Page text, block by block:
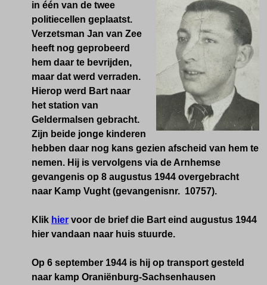
in één van de twee
politiecellen geplaatst.
Verzetsman Jan van Zee
heeft nog geprobeerd
hem daar te bevrijden,
maar dat werd verraden.
Hierop werd Bart naar
het station van
Geldermalsen gebracht.
Zijn beide jonge kinderen
hebben daar nog kans gezien afscheid van hem te
nemen. Hij is vervolgens via de Arnhemse
gevangenis op 8 augustus 1944 overgebracht
naar Kamp Vught (gevangenisnr. 10757).
Klik hier voor de brief die Bart eind augustus 1944
hier vandaan naar huis stuurde.
Op 6 september 1944 is hij op transport gesteld
naar kamp Oraniënburg-Sachsenhausen